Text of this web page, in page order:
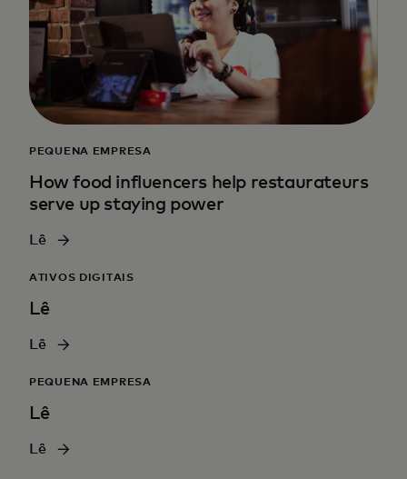
PEQUENA EMPRESA
How food influencers help restaurateurs
serve up staying power
Lê
ATIVOS DIGITAIS
Lê
Lê
PEQUENA EMPRESA
Lê
Lê